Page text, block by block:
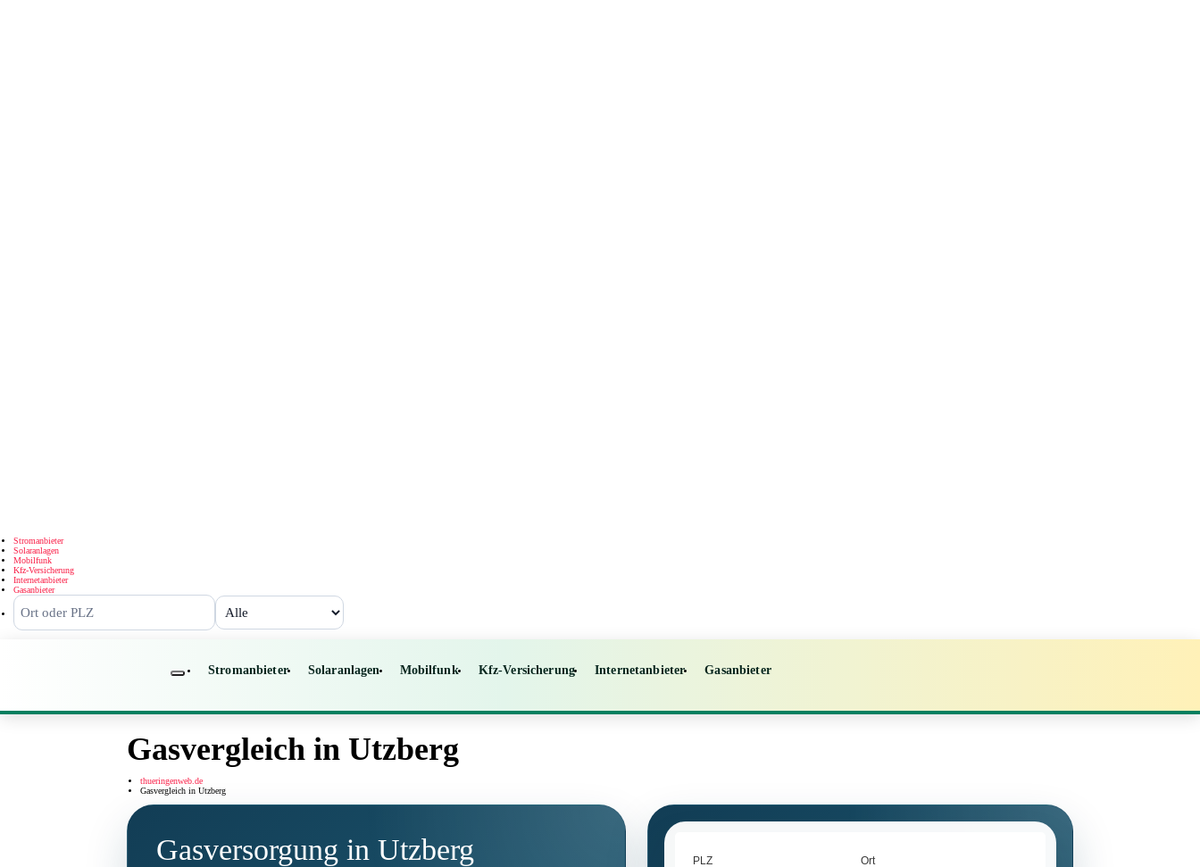
Stromanbieter
Solaranlagen
Mobilfunk
Kfz-Versicherung
Internetanbieter
Gasanbieter
Stromanbieter Solaranlagen Mobilfunk Kfz-Versicherung Internetanbieter Gasanbieter
Gasvergleich in Utzberg
thueringenweb.de
Gasvergleich in Utzberg
Gasversorgung in Utzberg